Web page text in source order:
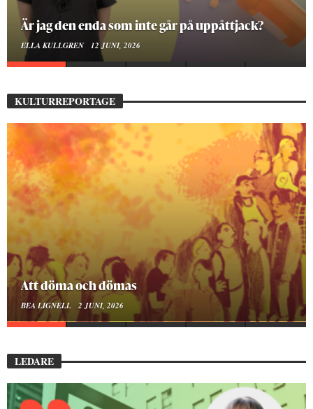
På stadsbiblioteket hittar jag det mänskliga
MOA LINDROTH 10 JUNI, 2026
KULTURREPORTAGE
Mellan ånger och ältande
BEA LIGNELL 23 MARS, 2026
LEDARE